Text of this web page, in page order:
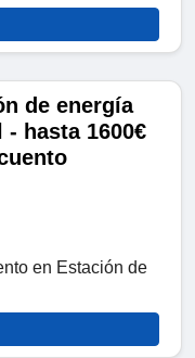
de energía
hasta 1600€
en Estación de